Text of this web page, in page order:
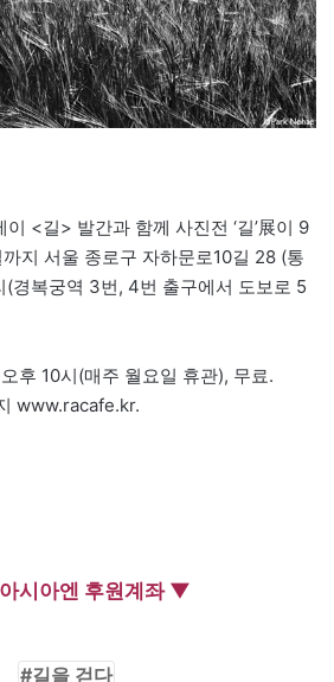
<길> 발간과 함께 사진전 ‘길’展이 9
지 서울 종로구 자하문로10길 28 (통
(경복궁역 3번, 4번 출구에서 도보로 5
후 10시(매주 월요일 휴관), 무료.
www.racafe.kr.
시아엔 후원계좌 ▼
길을 걷다